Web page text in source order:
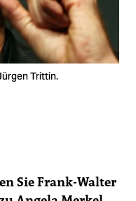
Trittin.
Sie Frank-Walter